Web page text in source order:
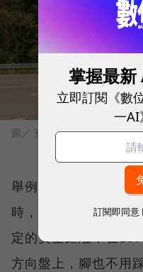
圖／ 賓士
舉例，高速公路上遇
時，車子會慢慢降速
定的安全距離；在
方向盤上，腳也不用
掌握最新
立即訂閱《數
一AI
訂閱即同意